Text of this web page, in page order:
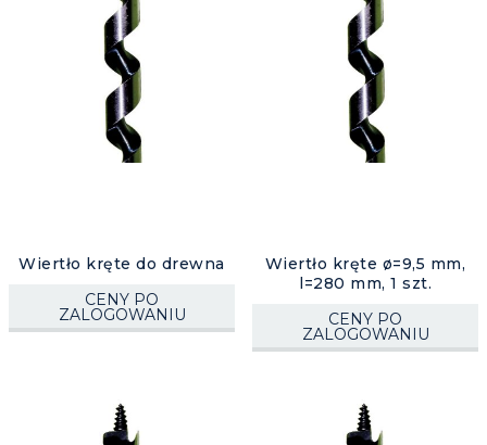
Wiertło kręte do drewna
CENY PO
ZALOGOWANIU
Wiertło kręte ø=9,5 mm,
l=280 mm, 1 szt.
CENY PO
ZALOGOWANIU